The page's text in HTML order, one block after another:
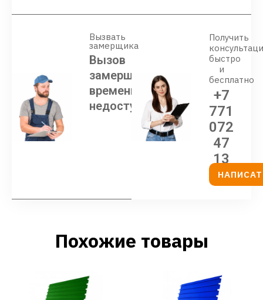
Вызвать
замерщика
Вызов
замерщика
временно
недоступен
Получить
быстро
и
бесплатно
+7
771
072
47
13
Похожие товары